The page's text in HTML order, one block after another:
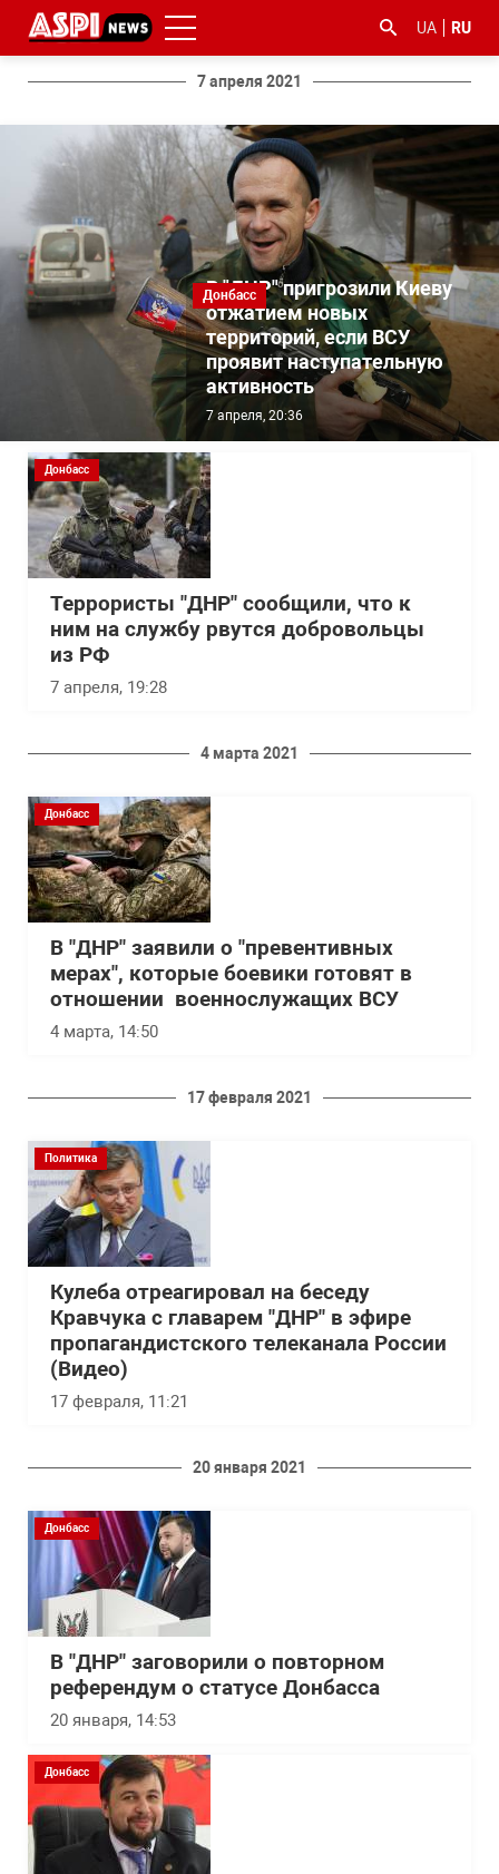
UA RU
7 апреля 2021
Донбасс
В "ДНР" пригрозили Киеву
отжатием новых
территорий, если ВСУ
проявит наступательную
активность
7 апреля, 20:36
Донбасс
Террористы "ДНР" сообщили, что к
ним на службу рвутся добровольцы
из РФ
7 апреля, 19:28
4 марта 2021
Донбасс
В "ДНР" заявили о "превентивных
мерах", которые боевики готовят в
отношении военнослужащих ВСУ
4 марта, 14:50
17 февраля 2021
Политика
Кулеба отреагировал на беседу
Кравчука с главарем "ДНР" в эфире
пропагандистского телеканала России
(Видео)
17 февраля, 11:21
20 января 2021
Донбасс
В "ДНР" заговорили о повторном
референдум о статусе Донбасса
20 января, 14:53
Донбасс
#ООС
#боротьба
з
корупцією
#гфс #Киев #коронавірус